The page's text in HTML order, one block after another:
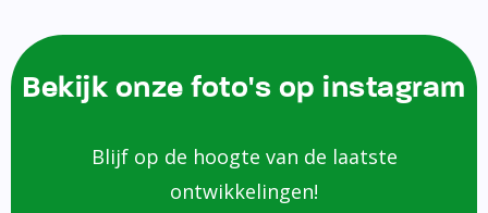
Bekijk onze foto's op instagram
Blijf op de hoogte van de laatste
ontwikkelingen!